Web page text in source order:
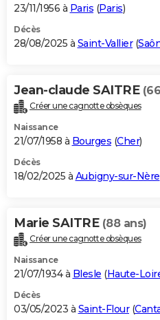
S'inscrire
Se connecter
Lycées
Collèges
Primaires
Universités
Entreprises
Service militaire
Avis de recherche
AVIS DE DÉCÈS
Bricolage
Lifestyle
Culture
Sport
Auto
Television
Voyage
Cinema
23/11/1956 à Paris (Paris)
Décès
28/08/2025 à Saint-Vallier(
Jean-claude SAITRE
Créer une cagnotte obsèques
Naissance
21/07/1958 à Bourges (Cher)
Décès
18/02/2025 à Aubigny-sur-Nère
Marie SAITRE (88 ans)
Créer une cagnotte obsèques
Naissance
21/07/1934 à Blesle (Haute-
Décès
03/05/2023 à Saint-Flour(